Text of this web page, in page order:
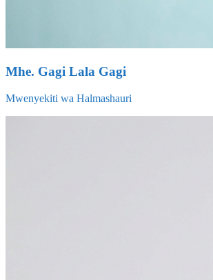
Mhe. Gagi Lala Gagi
Mwenyekiti wa Halmashauri